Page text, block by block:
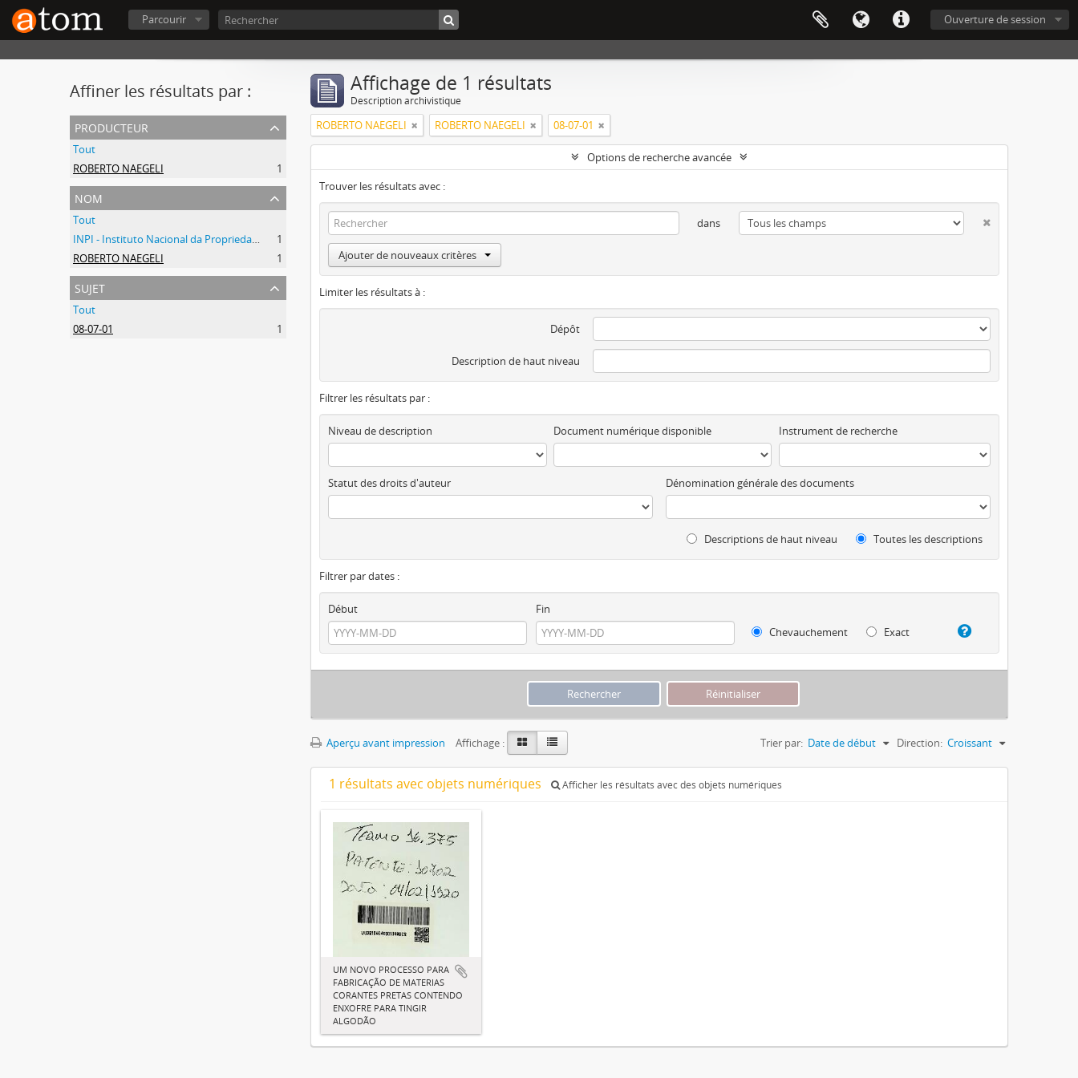
Ouverture de session
Parcourir
Affiner les résultats par :
producteur
Tout
ROBERTO NAEGELI
1
nom
Tout
INPI - Instituto Nacional da Propriedade Industrial
1
ROBERTO NAEGELI
1
sujet
Tout
08-07-01
1
Affichage de 1 résultats
Description archivistique
ROBERTO NAEGELI ROBERTO NAEGELI 08-07-01
Options de recherche avancée
Trouver les résultats avec :
dans
Ajouter de nouveaux critères
Limiter les résultats à :
Dépôt
Description de haut niveau
Filtrer les résultats par :
Niveau de description Document numérique disponible Instrument de recherche
Statut des droits d'auteur Dénomination générale des documents
Descriptions de haut niveau Toutes les descriptions
Filtrer par dates :
Début
Fin
Chevauchement
Exact
Aperçu avant impression Affichage : Trier par: Date de début Direction: Croissant
1 résultats avec objets numériques Afficher les résultats avec des objets numériques
UM NOVO PROCESSO PARA
FABRICAÇÃO DE MATERIAS
CORANTES PRETAS CONTENDO
ENXOFRE PARA TINGIR
ALGODÃO